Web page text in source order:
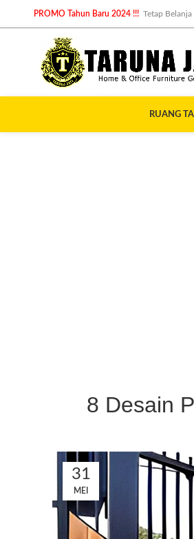
PROMO Tahun Baru 2024 !!! Tetap Belanja
RUANG
8 Desain
31
MEI